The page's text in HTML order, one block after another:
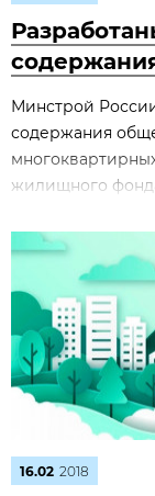
Минстрой
содержания
жилищного
16.02 2018